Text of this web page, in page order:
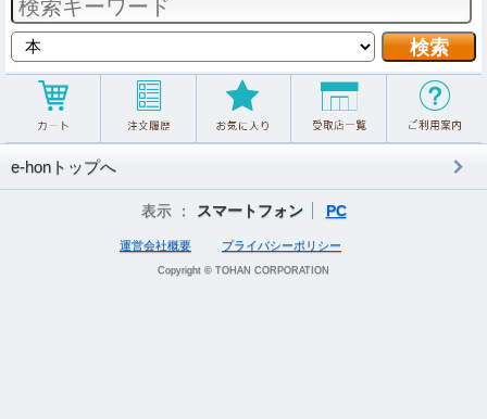
e-honトップへ
表示 ： スマートフォン PC
運営会社概要 プライバシーポリシー
Copyright © TOHAN CORPORATION